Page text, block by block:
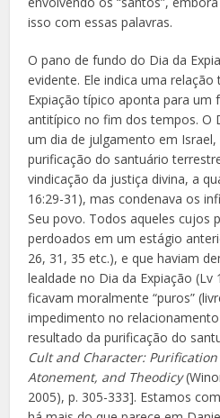
isso com essas palavras.
O pano de fundo do Dia da
evidente. Ele indica uma
Expiação típico aponta para um
antitípico no fim dos tempos. O
um dia de julgamento em
purificação do santuário
vindicação da justiça divina, a
16:29-31), mas condenava os
Seu povo. Todos aqueles cujos
perdoados em um estágio
26, 31, 35 etc.), e que haviam
lealdade no Dia da Expiação (Lv
ficavam moralmente “puros”
impedimento no
resultado da purificação do
Cult and Character:
Atonement, and Theodicy
2005), p. 305-333]. Estamos